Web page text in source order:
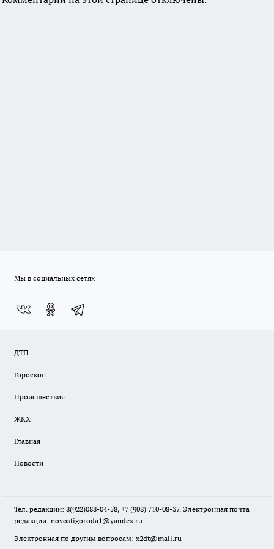
Мы в социальных сетях
ДТП
Гороскоп
Происшествия
ЖКХ
Главная
Новости
Тел. редакции: 8(922)088-04-58, +7 (908) 710-08-37. Электронная почта
редакции: novostigoroda1@yandex.ru
Электронная по другим вопросам: x2dt@mail.ru